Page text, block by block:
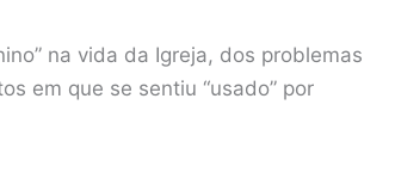
na vida da Igreja, dos problemas
em que se sentiu “usado” por